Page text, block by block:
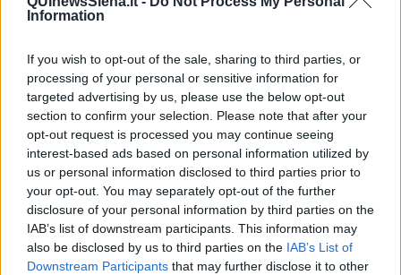
Information
If you wish to opt-out of the sale, sharing to third parties, or
processing of your personal or sensitive information for
targeted advertising by us, please use the below opt-out
section to confirm your selection. Please note that after your
opt-out request is processed you may continue seeing
interest-based ads based on personal information utilized by
us or personal information disclosed to third parties prior to
your opt-out. You may separately opt-out of the further
disclosure of your personal information by third parties on the
IAB’s list of downstream participants. This information may
also be disclosed by us to third parties on the IAB’s List of
Downstream Participants that may further disclose it to other
L'amico
​Il rosario
Paolo Rossi
Maradona
Cronaca
​Ancora Covid
​Biden!
In memoria
​Ancora Francesco
Rieccoci
Tenet
Francesco
Suarez